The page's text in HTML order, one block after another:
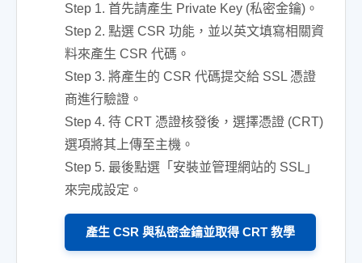
Step 1. 首先請產生 Private Key (私密金鑰)。
Step 2. 點選 CSR 功能，並以英文填寫相關資
料來產生 CSR 代碼。
Step 3. 將產生的 CSR 代碼提交給 SSL 憑證
商進行驗證。
Step 4. 待 CRT 憑證核發後，選擇憑證 (CRT)
選項將其上傳至主機。
Step 5. 最後點選「安裝並管理網站的 SSL」
來完成設定。
產生 CSR 與私密金鑰並取得 CRT 教學